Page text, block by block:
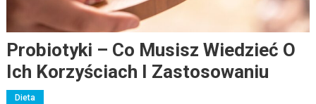
Probiotyki – Co Musisz Wiedzieć O
Ich Korzyściach I Zastosowaniu
Dieta